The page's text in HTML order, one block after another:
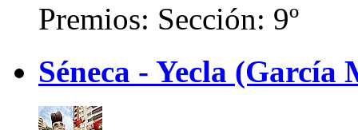
Premios: Sección: 9º
Séneca - Yecla (García